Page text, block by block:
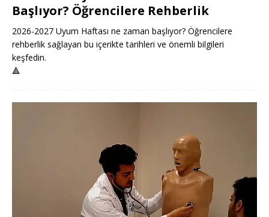
Başlıyor? Öğrencilere Rehberlik
2026-2027 Uyum Haftası ne zaman başlıyor? Öğrencilere
rehberlik sağlayan bu içerikte tarihleri ve önemli bilgileri
keşfedin.
🔺